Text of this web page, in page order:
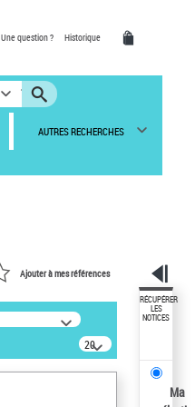
Une question ? Historique
AUTRES RECHERCHES
Ajouter à mes références
20
résultats/page
RÉCUPÉRER
LES
NOTICES
Ma